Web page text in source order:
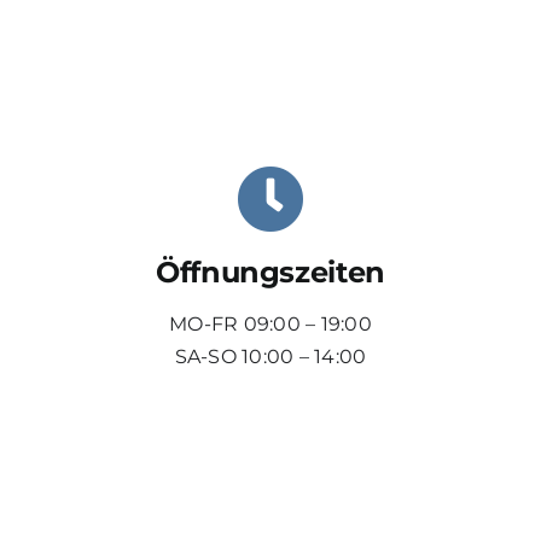
Öffnungszeiten
MO-FR 09:00 – 19:00
SA-SO 10:00 – 14:00